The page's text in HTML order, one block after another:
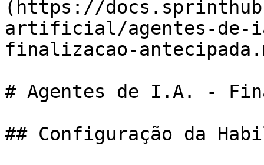
(https://
artificial/agentes-de-
finalizacao-
# Agentes de I.A. -
## Configuração da